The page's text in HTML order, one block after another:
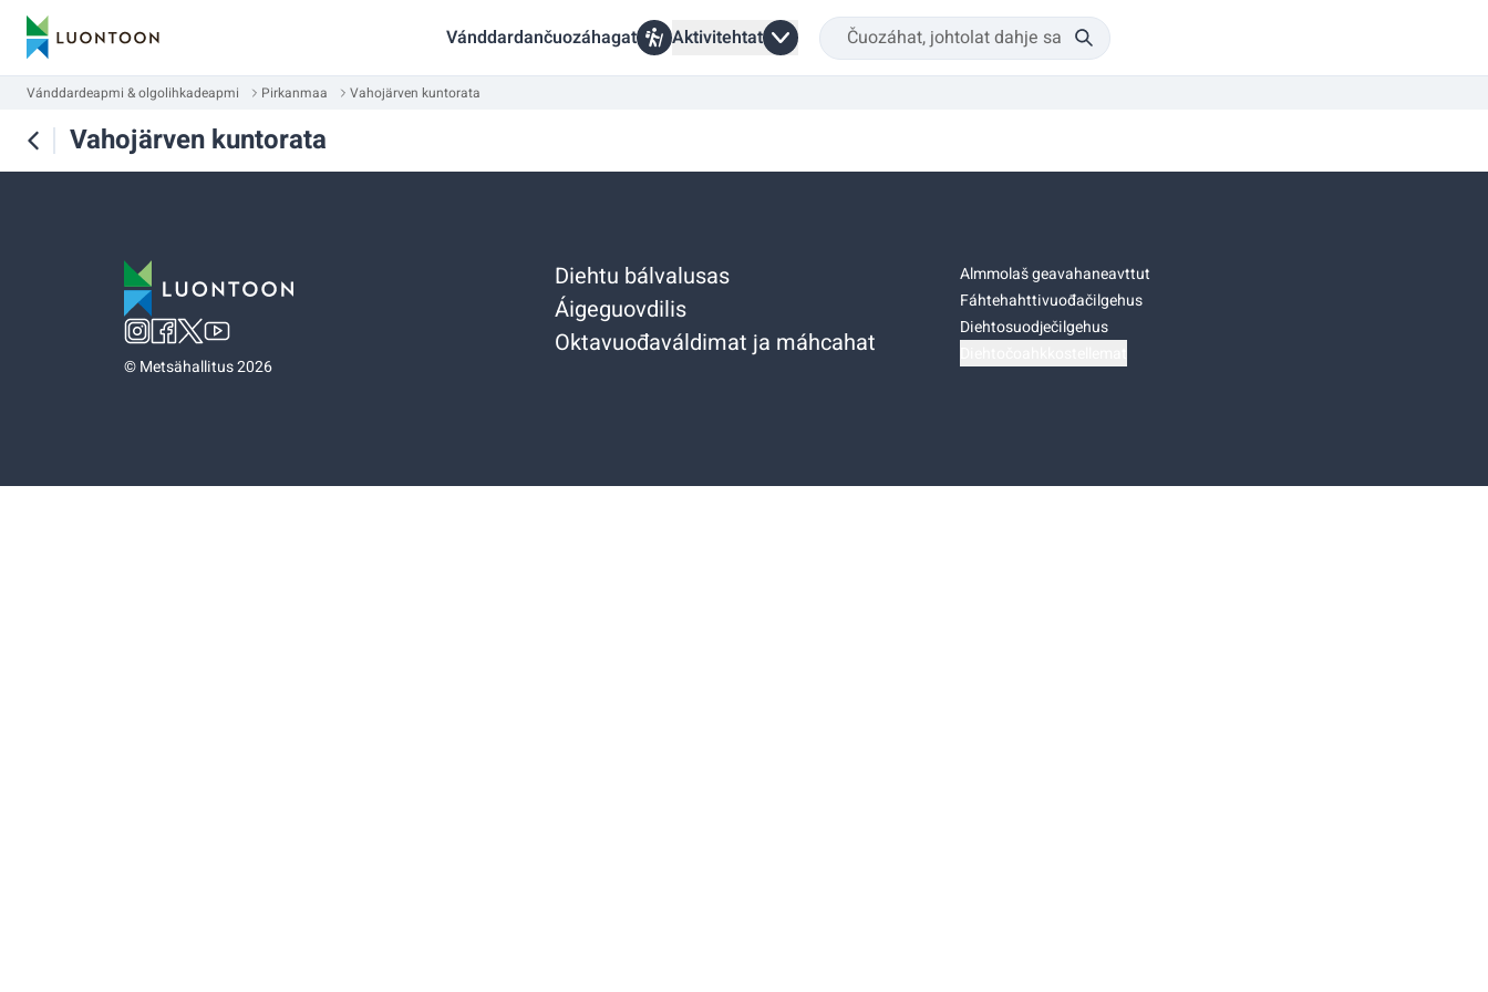
Vánddardančuozáhagat Aktivitehtat
Vánddardeapmi & olgolihkadeapmi Pirkanmaa Vahojärven kuntorata
Vahojärven kuntorata
©Metsähallitus 2026
Diehtu bálvalusas
Áigeguovdilis
Oktavuođaváldimat ja máhcahat
Almmolaš geavahaneavttut
Fáhtehahttivuođačilgehus
Diehtosuodječilgehus